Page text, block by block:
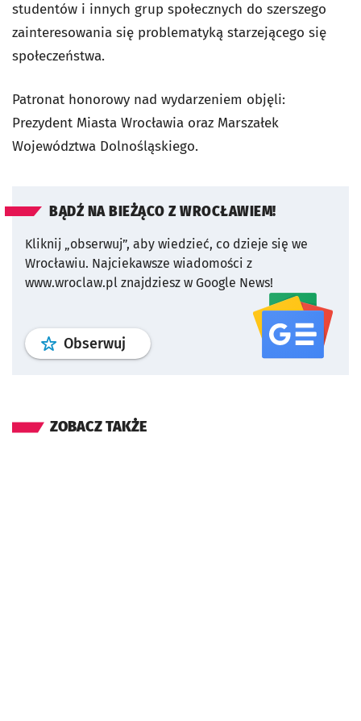
studentów i innych grup społecznych do szerszego
zainteresowania się problematyką starzejącego się
społeczeństwa.
Patronat honorowy nad wydarzeniem objęli:
Prezydent Miasta Wrocławia oraz Marszałek
Województwa Dolnośląskiego.
BĄDŹ NA BIEŻĄCO Z WROCŁAWIEM!
Kliknij „obserwuj”, aby wiedzieć, co dzieje się we
Wrocławiu. Najciekawsze wiadomości z
www.wroclaw.pl znajdziesz w Google News!
Obserwuj profil serwisu
ZOBACZ TAKŻE